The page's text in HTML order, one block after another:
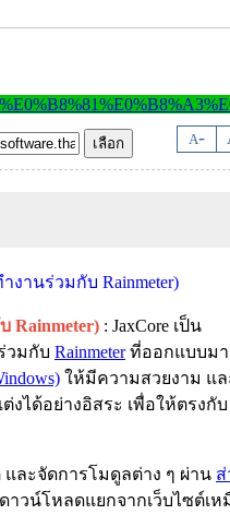
A-
Rainmeter) : JaxCore เป็น
วมกับ Rainmeterที่ออกแบบมา
ให้มีความสวยงาม แล
ได้อย่างอิสระ เพื่อให้ตรงกับ
และจัดการโมดูลต่าง ๆ ผ่าน
าวน์โหลดแยกจากเว็บไซต์เ